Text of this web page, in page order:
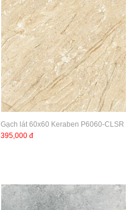
Gạch lát 60x60 Keraben P6060-CLSR
395,000 đ